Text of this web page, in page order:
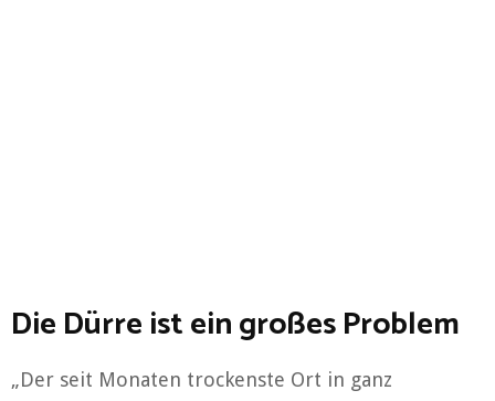
Die Dürre ist ein großes Problem
„Der seit Monaten trockenste Ort in ganz